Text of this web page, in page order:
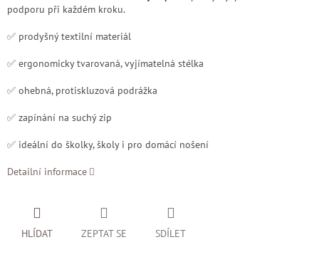
podporu při každém kroku.
✅ prodyšný textilní materiál
✅ ergonomicky tvarovaná, vyjímatelná stélka
✅ ohebná, protiskluzová podrážka
✅ zapínání na suchý zip
✅ ideální do školky, školy i pro domácí nošení
Detailní informace
ZEPTAT SE
HLÍDAT SDÍLET